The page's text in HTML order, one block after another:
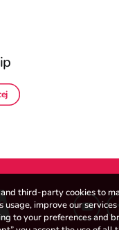
third-party cookies to
usage, improve our
to your preferences and